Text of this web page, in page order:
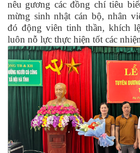
nêu gương các đồng chí tiêu
mừng sinh nhật cán bộ, nhân
đó động viên tinh thần, khích
luôn nỗ lực thực hiện tốt các